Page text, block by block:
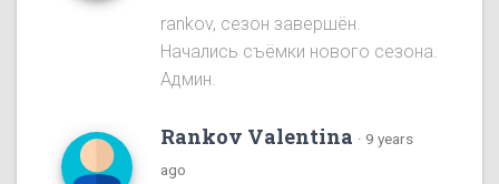
rankov, сезон завершён.
Начались съёмки нового сезона.
Админ.
Rankov Valentina · 9 years
ago